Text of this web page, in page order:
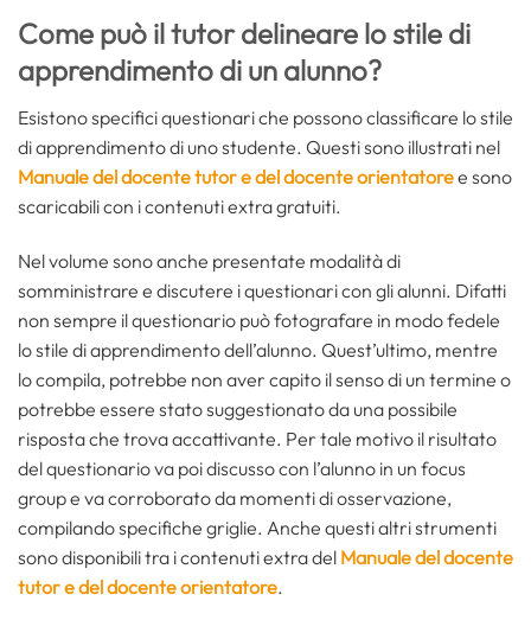
Come può il tutor delineare lo stile di
apprendimento di un alunno?
Esistono specifici questionari che possono classificare lo stile
di apprendimento di uno studente. Questi sono illustrati nel
Manuale del docente tutor e del docente orientatoree sono
scaricabili con i contenuti extra gratuiti.
Nel volume sono anche presentate modalità di
somministrare e discutere i questionari con gli alunni. Difatti
non sempre il questionario può fotografare in modo fedele
lo stile di apprendimento dell’alunno. Quest’ultimo, mentre
lo compila, potrebbe non aver capito il senso di un termine o
potrebbe essere stato suggestionato da una possibile
risposta che trova accattivante. Per tale motivo il risultato
del questionario va poi discusso con l’alunno in un focus
group e va corroborato da momenti di osservazione,
compilando specifiche griglie. Anche questi altri strumenti
sono disponibili tra i contenuti extra del Manuale del docente
tutor e del docente orientatore.